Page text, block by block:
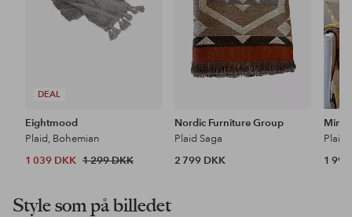
DEAL
Eightmood
Plaid, Bohemian
1 039 DKK 1 299 DKK
Nordic Furniture Group
Plaid Saga
2 799 DKK
Plaid
1
Style som på billedet